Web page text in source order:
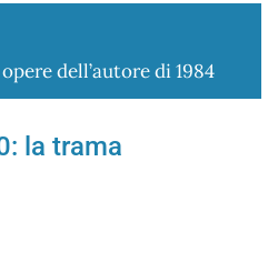
dell’autore di 1984
la trama